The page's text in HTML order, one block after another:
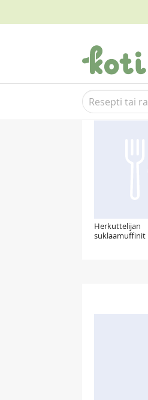
Herkuttelijan
suklaamuffinit